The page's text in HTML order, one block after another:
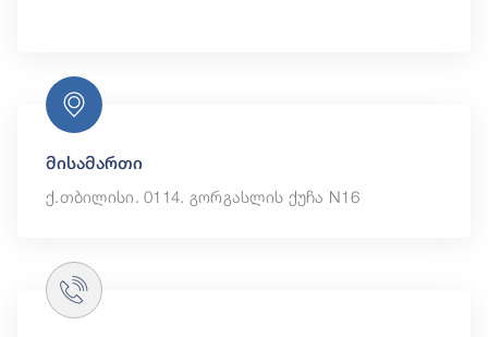
მისამართი
ქ.თბილისი. 0114. გორგასლის ქუჩა N16